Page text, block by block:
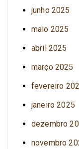
junho 2025
maio 2025
abril 2025
março 2025
fevereiro
janeiro 2025
dezembro
novembro